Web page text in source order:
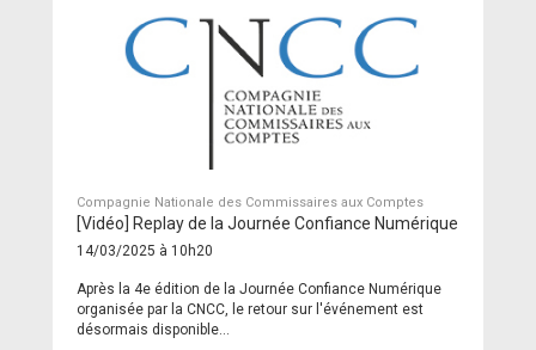
Compagnie Nationale des Commissaires aux Comptes
[Vidéo] Replay de la Journée Confiance Numérique
14/03/2025 à 10h20
Après la 4e édition de la Journée Confiance Numérique
organisée par la CNCC, le retour sur l'événement est
désormais disponible...